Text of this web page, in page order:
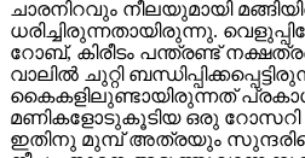
ചാരനിറവും നീലയുമായി
ധരിച്ചിരുന്നതായിരുന്നു.
റോബ്, കിരീടം പന്ത്രണ്ട്
വാലിൽ ചുറ്റി
കൈകളിലുണ്ടായിരുന്നത്
മണികളോടുകൂടിയ ഒരു
ഇതിനു മുമ്പ് അത്രയും